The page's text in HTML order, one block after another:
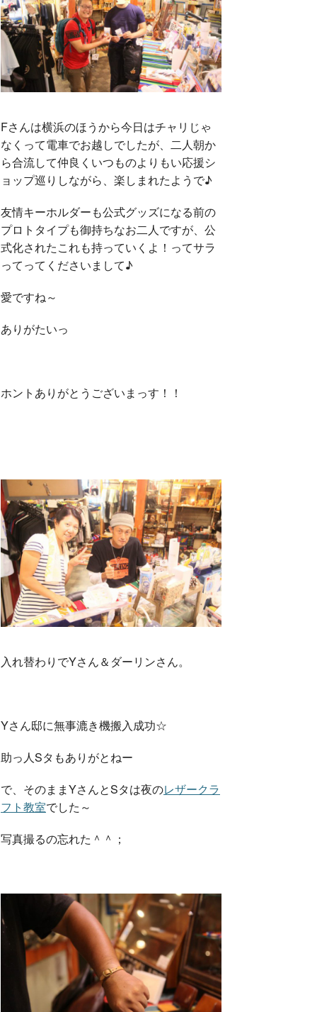
Fさんは横浜のほうから今日はチャリじゃ
なくって電車でお越しでしたが、二人朝か
ら合流して仲良くいつものよりもい応援シ
ョップ巡りしながら、楽しまれたようで♪
友情キーホルダーも公式グッズになる前の
プロトタイプも御持ちなお二人ですが、公
式化されたこれも持っていくよ！ってサラ
ってってくださいまして♪
愛ですね～
ありがたいっ
ホントありがとうございまっす！！
入れ替わりでYさん＆ダーリンさん。
Yさん邸に無事漉き機搬入成功☆
助っ人Sタもありがとねー
で、そのままYさんとSタは夜のレザークラ
フト教室でした～
写真撮るの忘れた＾＾；